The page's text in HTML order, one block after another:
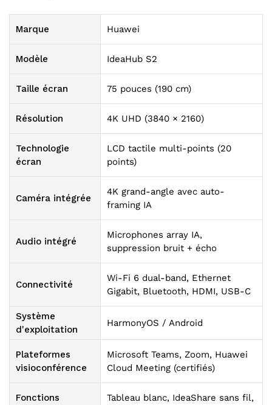
Marque Huawei
Modèle IdeaHub S2
Taille écran 75 pouces (190 cm)
Résolution 4K UHD (3840 × 2160)
Technologie
écran
LCD tactile multi-points (20
points)
Caméra intégrée
4K grand-angle avec auto-
framing IA
Audio intégré
Microphones array IA,
suppression bruit + écho
Connectivité
Wi-Fi 6 dual-band, Ethernet
Gigabit, Bluetooth, HDMI, USB-C
Système
d'exploitation
HarmonyOS / Android
Plateformes
visioconférence
Microsoft Teams, Zoom, Huawei
Cloud Meeting (certifiés)
Fonctions
Tableau blanc, IdeaShare sans fil,